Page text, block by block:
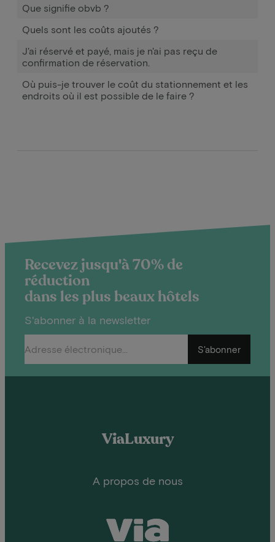
Que signifie obvb ?
Quels sont les coûts ajoutés ?
J'ai réservé et payé, mais je n'ai pas reçu de
confirmation de réservation.
Où puis-je trouver le coût du stationnement et les
endroits où il est possible de le faire ?
Recevez jusqu'à 70% de
réduction
dans les plus beaux hôtels
S'abonner à la newsletter
S'abonner
ViaLuxury
A propos de nous